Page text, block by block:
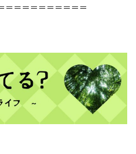
＝＝＝＝＝＝＝＝＝＝